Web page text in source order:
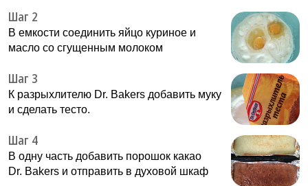
Шаг 2
В емкости соединить яйцо куриное и
масло со сгущенным молоком
Шаг 3
К разрыхлителю Dr. Bakers добавить муку
и сделать тесто.
Шаг 4
В одну часть добавить порошок какао
Dr. Bakers и отправить в духовой шкаф